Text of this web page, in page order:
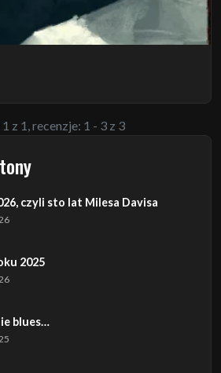
z 1, recenzje: 1 - 3 z 3
czyli sto lat Milesa Davisa
2025
blues…